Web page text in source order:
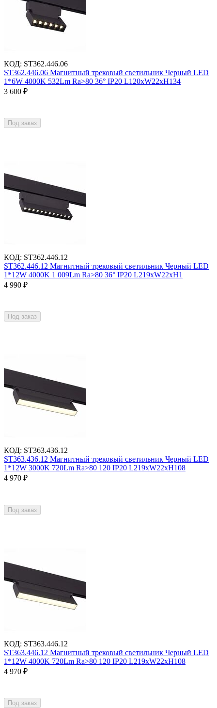
КОД: ST362.446.06
ST362.446.06 Магнитный трековый светильник Черный LED
1*6W 4000K 532Lm Ra>80 36° IP20 L120xW22xH134
3 600 ₽
Под заказ
КОД: ST362.446.12
ST362.446.12 Магнитный трековый светильник Черный LED
1*12W 4000K 1 009Lm Ra>80 36° IP20 L219xW22xH1
4 990 ₽
Под заказ
КОД: ST363.436.12
ST363.436.12 Магнитный трековый светильник Черный LED
1*12W 3000K 720Lm Ra>80 120 IP20 L219xW22xH108
4 970 ₽
Под заказ
КОД: ST363.446.12
ST363.446.12 Магнитный трековый светильник Черный LED
1*12W 4000K 720Lm Ra>80 120 IP20 L219xW22xH108
4 970 ₽
Под заказ